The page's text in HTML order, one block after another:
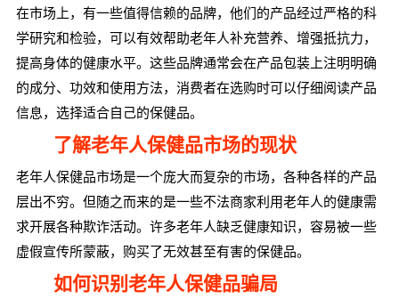
在市场上，有一些值得信赖的品牌，他们的产品经过严格的科
学研究和检验，可以有效帮助老年人补充营养、增强抵抗力，
提高身体的健康水平。这些品牌通常会在产品包装上注明明确
的成分、功效和使用方法，消费者在选购时可以仔细阅读产品
信息，选择适合自己的保健品。
了解老年人保健品市场的现状
老年人保健品市场是一个庞大而复杂的市场，各种各样的产品
层出不穷。但随之而来的是一些不法商家利用老年人的健康需
求开展各种欺诈活动。许多老年人缺乏健康知识，容易被一些
虚假宣传所蒙蔽，购买了无效甚至有害的保健品。
如何识别老年人保健品骗局